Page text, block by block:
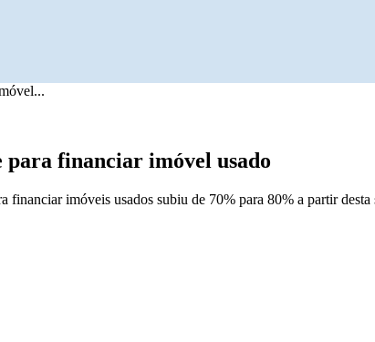
financiar imóvel usado
imóveis usados subiu de 70% para 80% a partir desta